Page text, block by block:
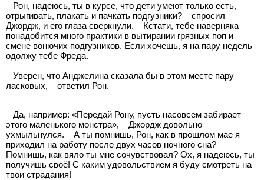
– Рон, надеюсь, ты в курсе, что дети умеют только есть,
отрыгивать, плакать и пачкать подгузники? – спросил
Джордж, и его глаза сверкнули. – Кстати, тебе наверняка
понадобится много практики в вытирании грязных поп и
смене вонючих подгузников. Если хочешь, я на пару недель
одолжу тебе Фреда.
– Уверен, что Анджелина сказала бы в этом месте пару
ласковых, – ответил Рон.
– Да, например: «Передай Рону, пусть насовсем забирает
этого маленького монстра», – Джордж довольно
ухмыльнулся. – А ты помнишь, Рон, как в прошлом мае я
приходил на работу после двух часов ночного сна?
Помнишь, как вяло ты мне сочувствовал? Ох, я надеюсь, ты
получишь своё! С каким удовольствием я буду смотреть на
твои страдания!